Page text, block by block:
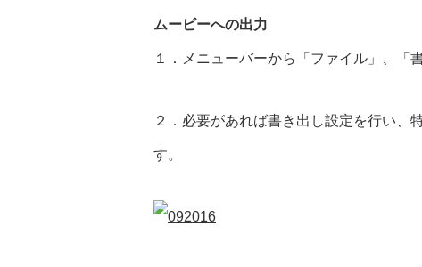
ムービーへの出力
１．メニューバーから「ファイル」、「
２．必要があれば書き出し設定を行い、
す。